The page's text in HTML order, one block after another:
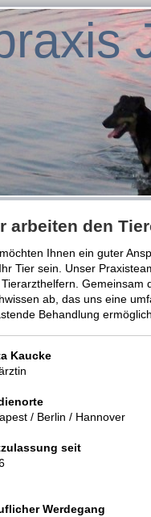
arbeiten den
Ihnen ein guter
Tier sein. Unser
Gemeinsam
ab, das uns eine
Behandlung
Kaucke
/ Berlin / Hannover
seit
Werdegang